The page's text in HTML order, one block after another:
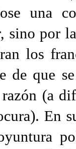
una
sino por
los
de que
(a
En